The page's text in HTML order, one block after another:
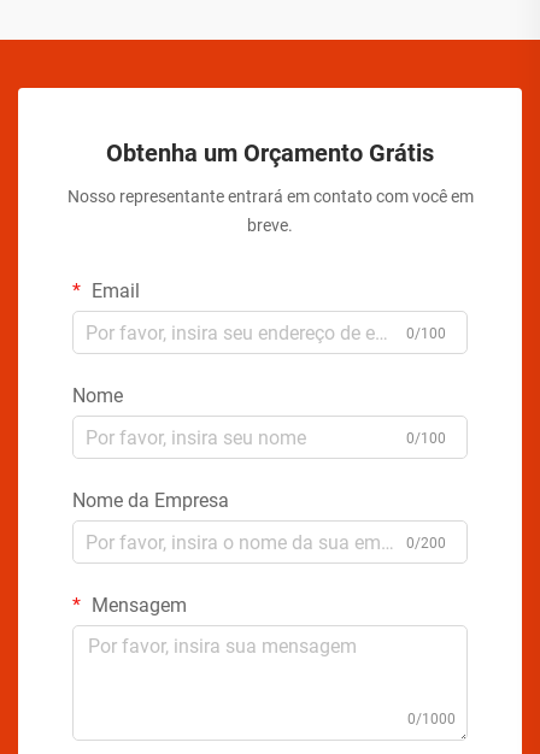
Obtenha um Orçamento Grátis
Nosso representante entrará em contato com você em
breve.
Email
0/100
Nome
0/100
Nome da Empresa
0/200
Mensagem
0/1000